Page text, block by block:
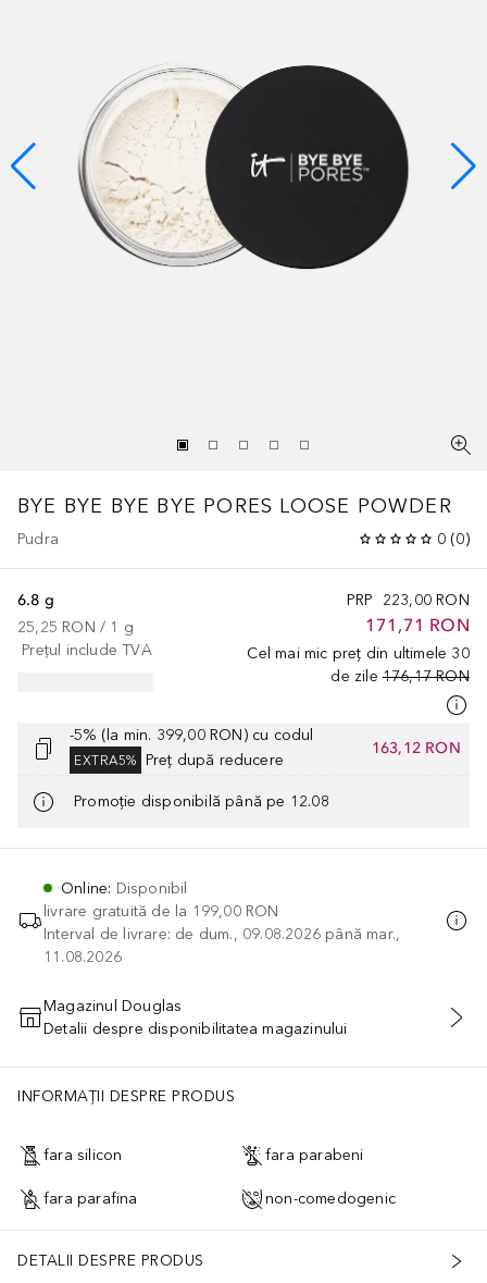
BYE BYE BYE BYE PORES LOOSE POWDER
Pudra 0 (0)
PRP 223,00 RON
171,71 RON
Cel mai mic preț din ultimele 30
de zile 176,17 RON
6.8 g
25,25 RON / 1 g
Prețul include TVA
-5% (la min. 399,00 RON) cu codul
EXTRA5% Preț după reducere
163,12 RON
Promoție disponibilă până pe 12.08
Online: Disponibil
livrare gratuită de la 199,00 RON
Interval de livrare: de dum., 09.08.2026 până mar.,
11.08.2026
ADĂUGAȚI ÎN COŞ
Magazinul Douglas
Detalii despre disponibilitatea magazinului
INFORMAȚII DESPRE PRODUS
fara silicon fara parabeni
fara parafina non-comedogenic
DETALII DESPRE PRODUS